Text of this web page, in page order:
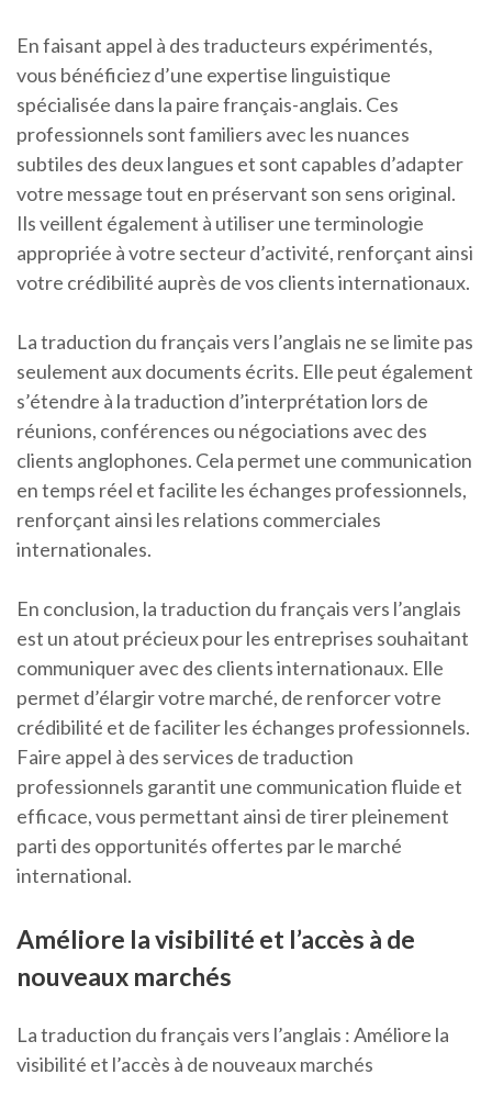
En faisant appel à des traducteurs expérimentés,
vous bénéficiez d’une expertise linguistique
spécialisée dans la paire français-anglais. Ces
professionnels sont familiers avec les nuances
subtiles des deux langues et sont capables d’adapter
votre message tout en préservant son sens original.
Ils veillent également à utiliser une terminologie
appropriée à votre secteur d’activité, renforçant ainsi
votre crédibilité auprès de vos clients internationaux.
La traduction du français vers l’anglais ne se limite pas
seulement aux documents écrits. Elle peut également
s’étendre à la traduction d’interprétation lors de
réunions, conférences ou négociations avec des
clients anglophones. Cela permet une communication
en temps réel et facilite les échanges professionnels,
renforçant ainsi les relations commerciales
internationales.
En conclusion, la traduction du français vers l’anglais
est un atout précieux pour les entreprises souhaitant
communiquer avec des clients internationaux. Elle
permet d’élargir votre marché, de renforcer votre
crédibilité et de faciliter les échanges professionnels.
Faire appel à des services de traduction
professionnels garantit une communication fluide et
efficace, vous permettant ainsi de tirer pleinement
parti des opportunités offertes par le marché
international.
Améliore la visibilité et l’accès à de
nouveaux marchés
La traduction du français vers l’anglais : Améliore la
visibilité et l’accès à de nouveaux marchés